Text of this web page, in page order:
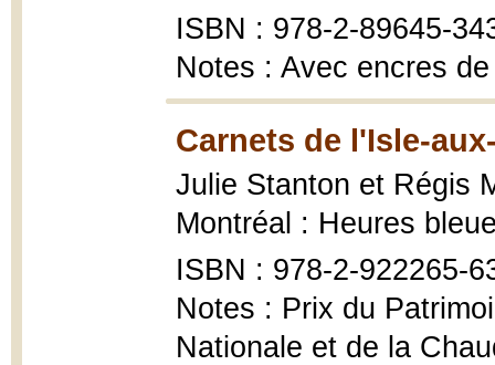
ISBN : 978-2-89645-
Notes : Avec encres
Carnets de l'Isle-
Julie Stanton et Régis
Montréal : Heures
ISBN : 978-2-922265-
Notes : Prix du
Nationale et de la